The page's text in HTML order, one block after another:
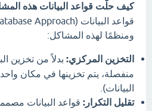
كيف حلّت قواعد البيانات هذه
ومنظمًا لهذه المشاكل:
التخزين المركزي: بدلاً من تخزين
منفصلة، يتم تخزينها في مكان
البيانات).
تقليل التكرار: قواعد البيانات